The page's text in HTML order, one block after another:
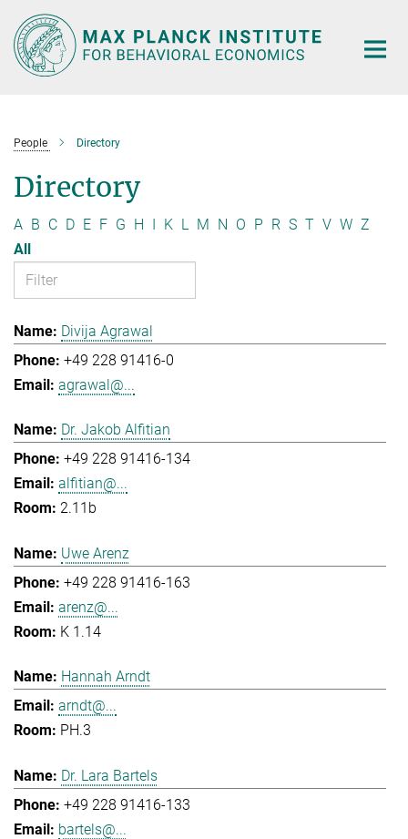
Main-
Content
People Directory
Directory
A B C D E F G H I K L M N O P R S T V W Z
All
Divija Agrawal
+49 228 91416-0
agrawal@...
Dr. Jakob Alfitian
+49 228 91416-134
alfitian@...
2.11b
Uwe Arenz
+49 228 91416-163
arenz@...
K 1.14
Hannah Arndt
arndt@...
PH.3
Dr. Lara Bartels
+49 228 91416-133
bartels@...